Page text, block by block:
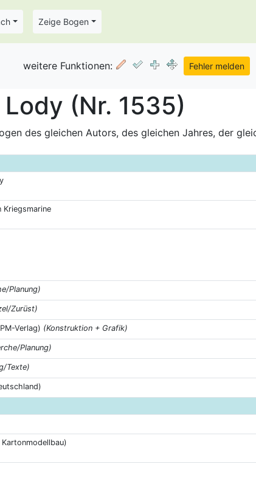
Zeige Bogen
weitere Funktionen:
(Nr. 1535)
des gleichen Autors, des gleichen Jahres, der
Kriegsmarine
Planung)
Zurüst)
Verlag) (Konstruktion + Grafik)
Planung)
Texte)